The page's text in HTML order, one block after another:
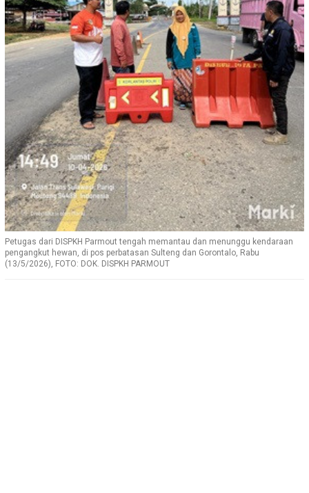
Petugas dari DISPKH Parmout tengah memantau dan menunggu kendaraan
pengangkut hewan, di pos perbatasan Sulteng dan Gorontalo, Rabu
(13/5/2026), FOTO: DOK. DISPKH PARMOUT